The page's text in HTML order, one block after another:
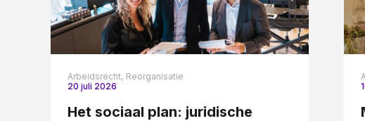
Arbeidsrecht, Reorganisatie
20 juli 2026
Het sociaal plan: juridische